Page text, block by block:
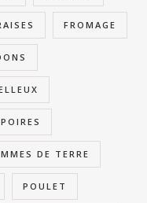
FROMAGE
POIRES
DE TERRE
POULET